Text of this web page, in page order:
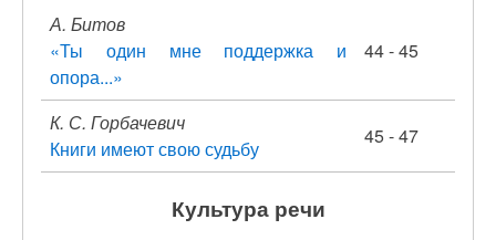
А. Битов
«Ты один мне поддержка и
опора...»
44 - 45
К. С. Горбачевич
Книги имеют свою судьбу
45 - 47
Культура речи